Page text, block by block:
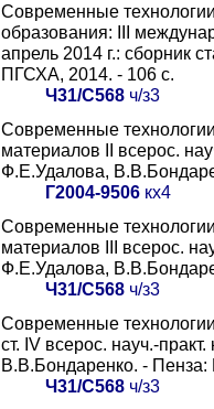
Современные
образования: III
апрель 2014 г.: сборник
ПГСХА, 2014. - 106 с.
Ч31/С568ч/з3
Современные
материалов II всерос.
Ф.Е.Удалова,
Г2004-9506кх4
Современные
материалов III всерос.
Ф.Е.Удалова,
Ч31/С568ч/з3
Современные
ст. IV всерос. науч.-
В.В.Бондаренко. -
Ч31/С568ч/з3